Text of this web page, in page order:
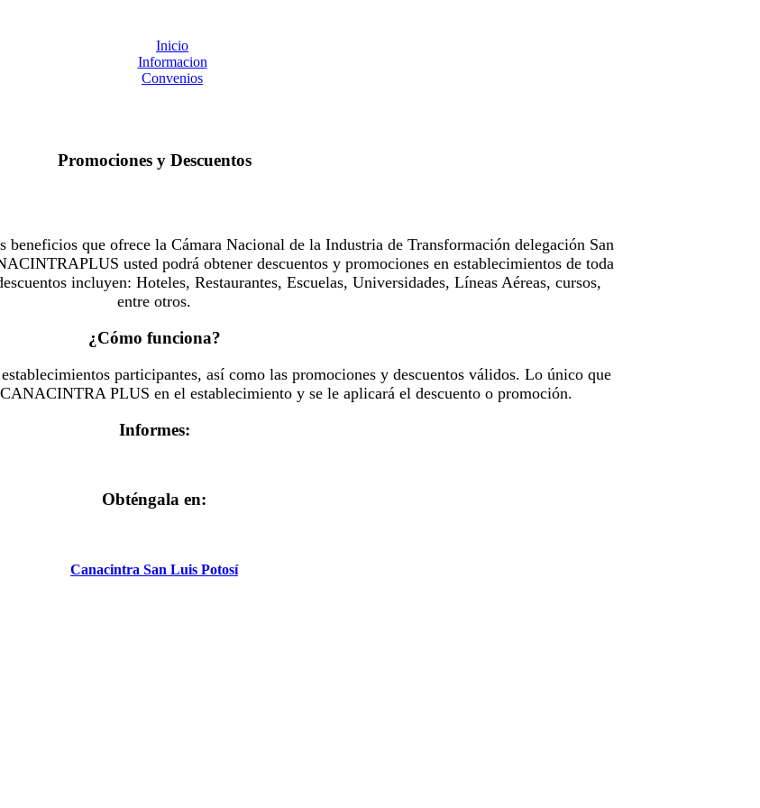
Inicio
Informacion
Convenios
Promociones y Descuentos
que ofrece la Cámara Nacional de la Industria de Transformación delegación San
usted podrá obtener descuentos y promociones en establecimientos de toda
incluyen: Hoteles, Restaurantes, Escuelas, Universidades, Líneas Aéreas, cursos,
entre otros.
¿Cómo funciona?
participantes, así como las promociones y descuentos válidos. Lo único que
PLUS en el establecimiento y se le aplicará el descuento o promoción.
Informes:
Obténgala en:
Canacintra San Luis Potosí